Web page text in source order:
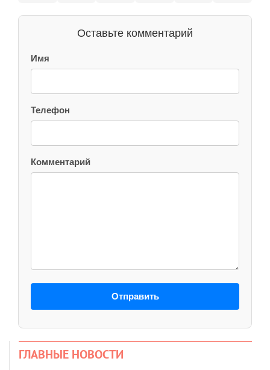
Оставьте комментарий
Имя
Телефон
Комментарий
Отправить
ГЛАВНЫЕ НОВОСТИ